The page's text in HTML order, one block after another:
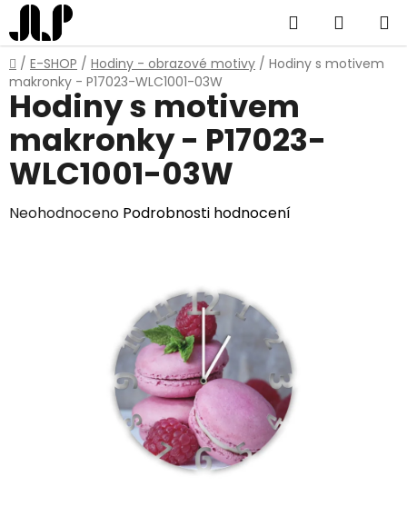
Přejít
na
obsah
Hledat
KOŠÍK
Domů
/ E-SHOP / Hodiny - obrazové motivy / Hodiny s motivem
makronky - P17023-WLC1001-03W
Hodiny s motivem
makronky - P17023-
WLC1001-03W
Průměrné
Neohodnoceno Podrobnosti hodnocení